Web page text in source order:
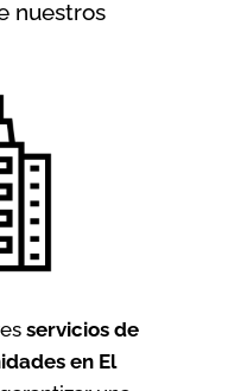
nuestros
servicios de
en El